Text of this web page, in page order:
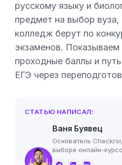
русскому языку и
предмет на выбор вуза,
колледж берут по
экзаменов. Показываем
проходные баллы и
ЕГЭ через
СТАТЬЮ НАПИСАЛ:
Ваня Буявец
Основатель
выборе онлайн-